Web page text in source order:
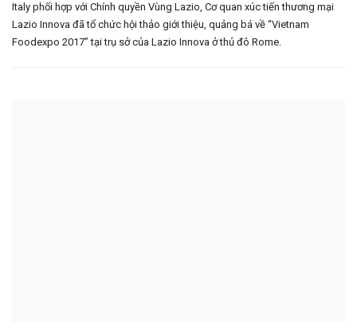
Italy phối hợp với Chính quyền Vùng Lazio, Cơ quan xúc tiến thương mại
Lazio Innova đã tổ chức hội thảo giới thiệu, quảng bá về “Vietnam
Foodexpo 2017” tại trụ sở của Lazio Innova ở thủ đô Rome.